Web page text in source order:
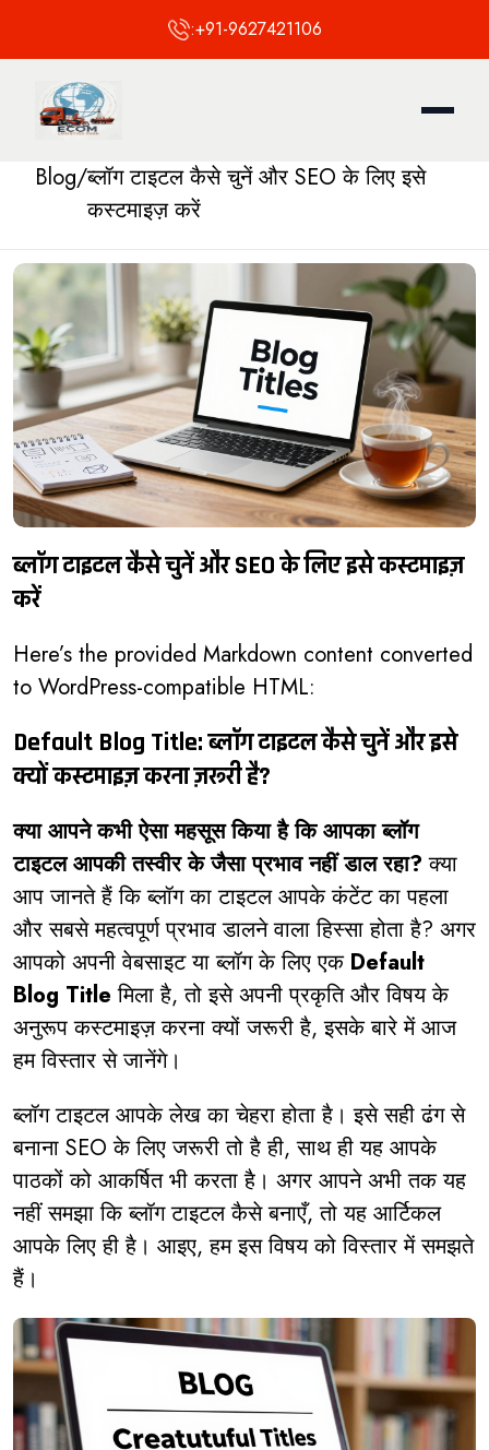
:+91-9627421106
Blog/ब्लॉग टाइटल कैसे चुनें और SEO के लिए इसे
कस्टमाइज़ करें
ब्लॉग टाइटल कैसे चुनें और SEO के लिए इसे कस्टमाइज़
करें
Here’s the provided Markdown content converted
to WordPress-compatible HTML:
Default Blog Title: ब्लॉग टाइटल कैसे चुनें और इसे
क्यों कस्टमाइज़ करना ज़रूरी है?
क्या आपने कभी ऐसा महसूस किया है कि आपका ब्लॉग
टाइटल आपकी तस्वीर के जैसा प्रभाव नहीं डाल रहा? क्या
आप जानते हैं कि ब्लॉग का टाइटल आपके कंटेंट का पहला
और सबसे महत्वपूर्ण प्रभाव डालने वाला हिस्सा होता है? अगर
आपको अपनी वेबसाइट या ब्लॉग के लिए एक Default
Blog Title मिला है, तो इसे अपनी प्रकृति और विषय के
अनुरूप कस्टमाइज़ करना क्यों जरूरी है, इसके बारे में आज
हम विस्तार से जानेंगे।
ब्लॉग टाइटल आपके लेख का चेहरा होता है। इसे सही ढंग से
बनाना SEO के लिए जरूरी तो है ही, साथ ही यह आपके
पाठकों को आकर्षित भी करता है। अगर आपने अभी तक यह
नहीं समझा कि ब्लॉग टाइटल कैसे बनाएँ, तो यह आर्टिकल
आपके लिए ही है। आइए, हम इस विषय को विस्तार में समझते
हैं।